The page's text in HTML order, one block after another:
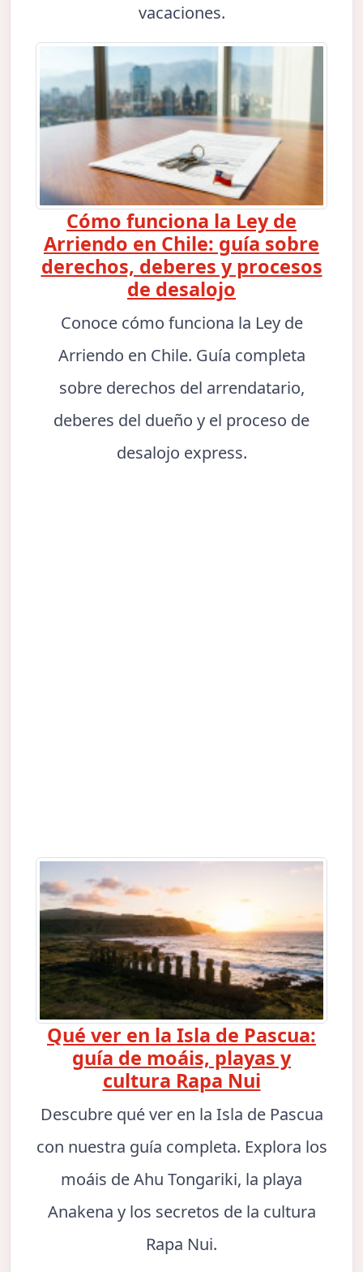
vacaciones.
Cómo funciona la Ley de
Arriendo en Chile: guía sobre
derechos, deberes y procesos
de desalojo
Conoce cómo funciona la Ley de
Arriendo en Chile. Guía completa
sobre derechos del arrendatario,
deberes del dueño y el proceso de
desalojo express.
Qué ver en la Isla de Pascua:
guía de moáis, playas y
cultura Rapa Nui
Descubre qué ver en la Isla de Pascua
con nuestra guía completa. Explora los
moáis de Ahu Tongariki, la playa
Anakena y los secretos de la cultura
Rapa Nui.